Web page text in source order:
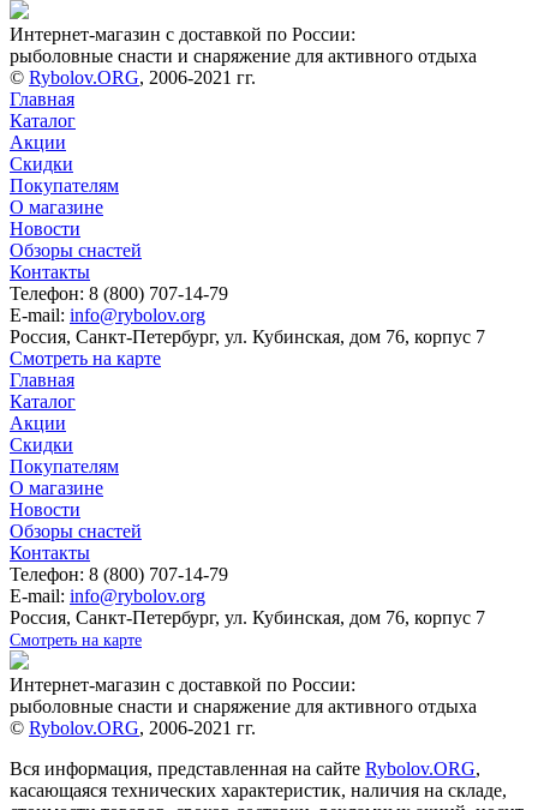
Интернет-магазин с доставкой по России:
рыболовные снасти и снаряжение для активного отдыха
© Rybolov.ORG, 2006-2021 гг.
Главная
Каталог
Акции
Скидки
Покупателям
О магазине
Новости
Обзоры снастей
Контакты
Телефон: 8 (800) 707-14-79
E-mail: info@rybolov.org
Россия, Санкт-Петербург, ул. Кубинская, дом 76, корпус 7
Смотреть на карте
Главная
Каталог
Акции
Скидки
Покупателям
О магазине
Новости
Обзоры снастей
Контакты
Телефон: 8 (800) 707-14-79
E-mail: info@rybolov.org
Россия, Санкт-Петербург, ул. Кубинская, дом 76, корпус 7
Смотреть на карте
Интернет-магазин с доставкой по России:
рыболовные снасти и снаряжение для активного отдыха
© Rybolov.ORG, 2006-2021 гг.
Вся информация, представленная на сайте Rybolov.ORG,
касающаяся технических характеристик, наличия на складе,